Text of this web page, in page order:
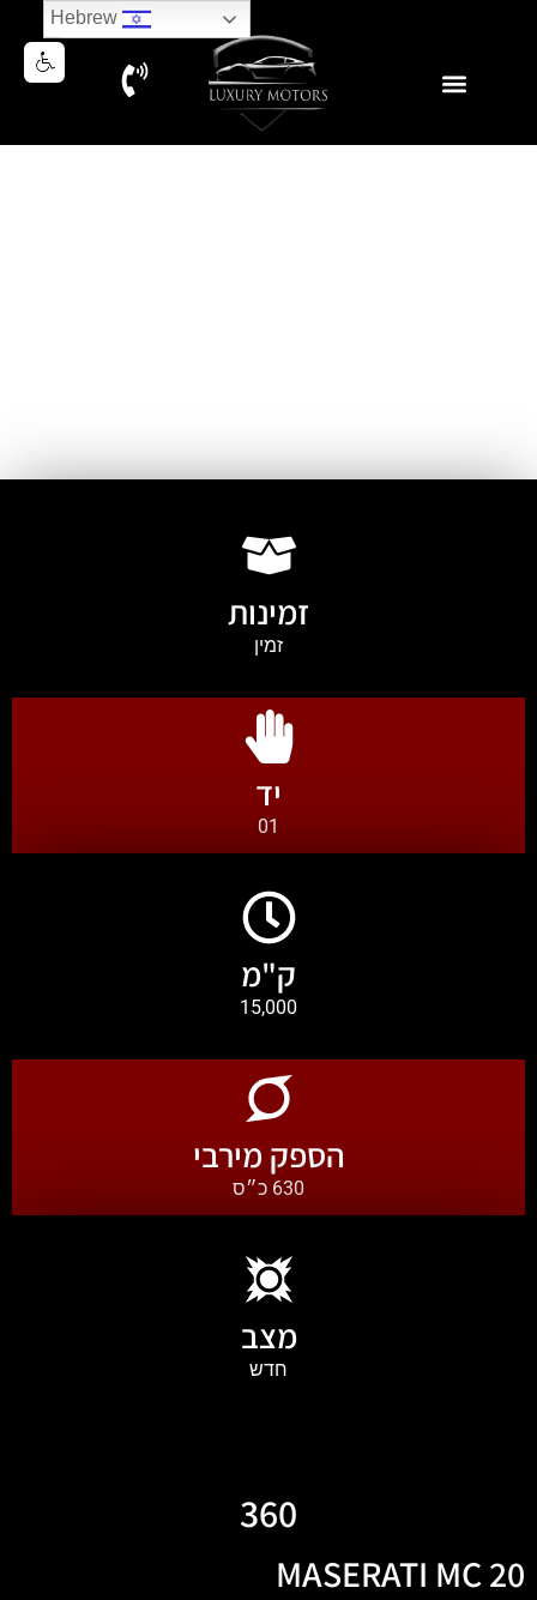
זמינות
זמין
יד
01
ק"מ
15,000
הספק מירבי
630 כ״ס
מצב
חדש
360
MASERATI MC 20
Hebrew